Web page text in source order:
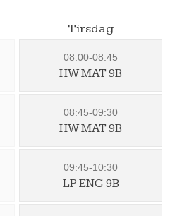
Tirsdag
08:00-08:45
HW MAT 9B
08:45-09:30
HW MAT 9B
09:45-10:30
LP ENG 9B